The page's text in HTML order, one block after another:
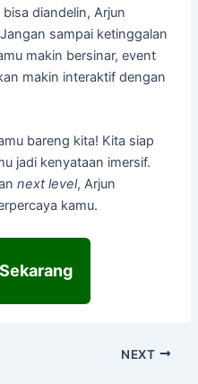
diandelin, Arjun
sampai ketinggalan
makin bersinar, event
makin interaktif dengan
bareng kita! Kita siap
jadi kenyataan imersif.
next level, Arjun
kamu.
NEXT